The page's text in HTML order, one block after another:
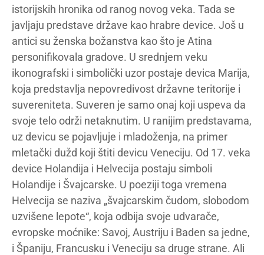
istorijskih hronika od ranog novog veka. Tada se
javljaju predstave države kao hrabre device. Još u
antici su ženska božanstva kao što je Atina
personifikovala gradove. U srednjem veku
ikonografski i simbolički uzor postaje devica Marija,
koja predstavlja nepovredivost državne teritorije i
suvereniteta. Suveren je samo onaj koji uspeva da
svoje telo održi netaknutim. U ranijim predstavama,
uz devicu se pojavljuje i mladoženja, na primer
mletački dužd koji štiti devicu Veneciju. Od 17. veka
device Holandija i Helvecija postaju simboli
Holandije i Švajcarske. U poeziji toga vremena
Helvecija se naziva „švajcarskim čudom, slobodom
uzvišene lepote“, koja odbija svoje udvarače,
evropske moćnike: Savoj, Austriju i Baden sa jedne,
i Španiju, Francusku i Veneciju sa druge strane. Ali